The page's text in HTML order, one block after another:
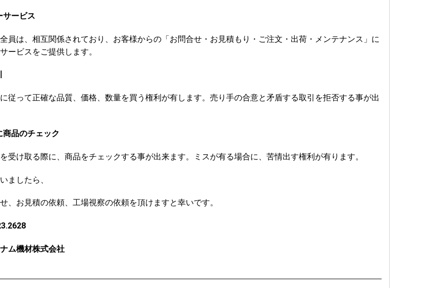
サービス
員は、相互関係されており、お客様からの「お問合せ・お見積もり・ご注文・出荷・メンテナンス」に
ービスをご提供します。
従って正確な品質、価格、数量を買う権利が有します。売り手の合意と矛盾する取引を拒否する事が出
商品のチェック
受け取る際に、商品をチェックする事が出来ます。ミスが有る場合に、苦情出す権利が有ります。
ましたら、
、お見積の依頼、工場視察の依頼を頂けますと幸いです。
ム機材株式会社